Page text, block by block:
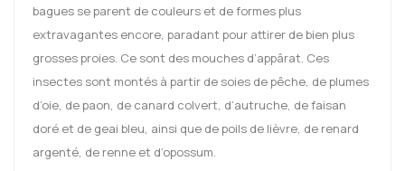
bagues se parent de couleurs et de formes plus
extravagantes encore, paradant pour attirer de bien plus
grosses proies. Ce sont des mouches d’appârat. Ces
insectes sont montés à partir de soies de pêche, de plumes
d’oie, de paon, de canard colvert, d’autruche, de faisan
doré et de geai bleu, ainsi que de poils de lièvre, de renard
argenté, de renne et d’opossum.